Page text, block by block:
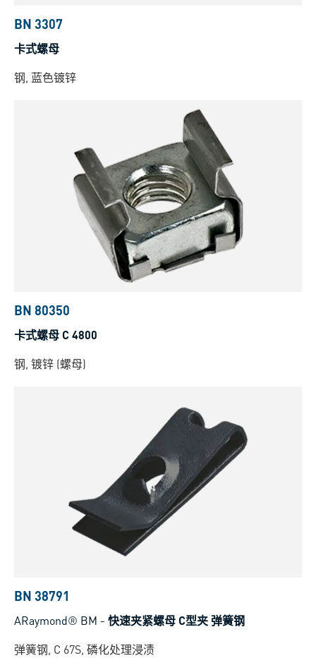
BN 3307
卡式螺母
钢, 蓝色镀锌
BN 80350
卡式螺母 C 4800
钢, 镀锌 (螺母)
BN 38791
ARaymond® BM - 快速夹紧螺母 C型夹 弹簧钢
弹簧钢, C 67S, 磷化处理浸渍